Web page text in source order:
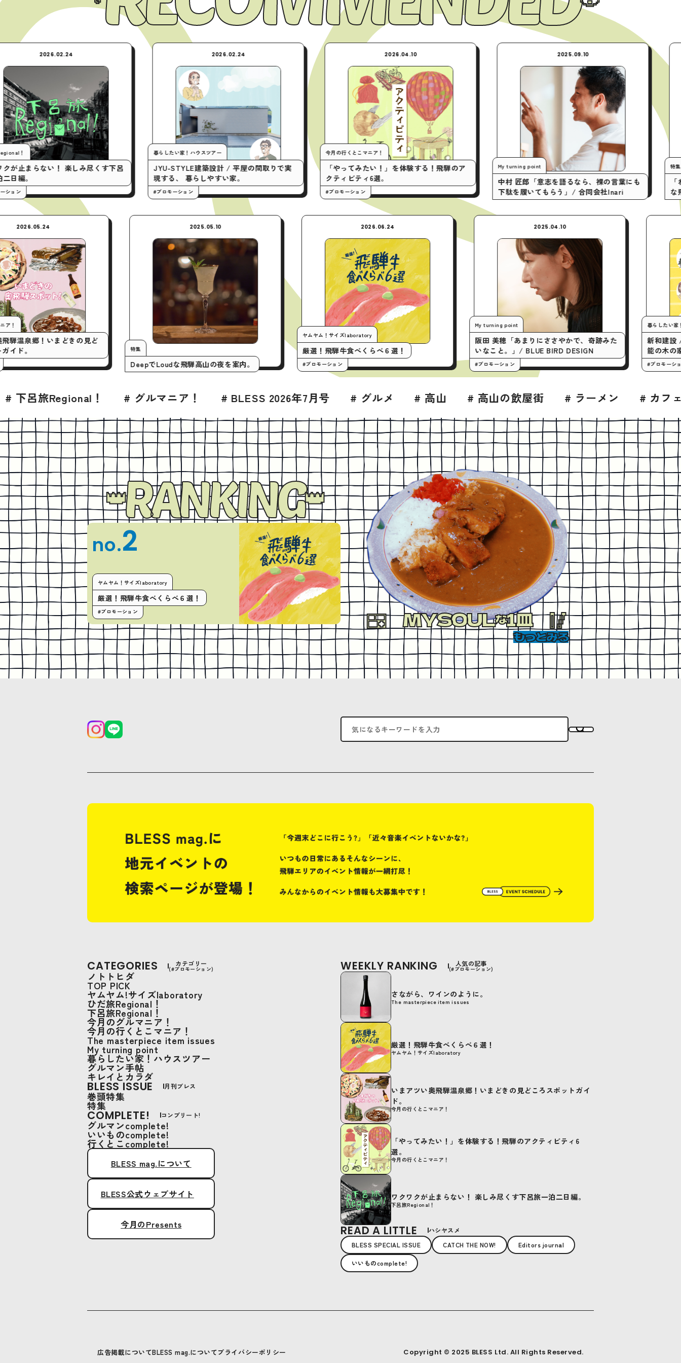
しみ尽くす下呂
暮らしたい家！ハウスツアー
JYU-STYLE建築設計 / 平屋の間取りで実
現する、 暮らしやすい家。
#プロモーション
今月の行くとこマニア！
「やってみたい！」を体験する！飛騨のア
#プロモーション
My turning point
中村 匠郎「意志を語るなら、裸の言葉にも
下駄を履いてもらう」/ 合同会社Inari
特集
「わざわざ」行く。
な飛騨高山のストア
今月の行くとこマニア！
いまアツい奥飛騨温泉郷！いまどきの見ど
ころスポットガイド。
DeepでLoudな飛騨高山の夜を案内。
ヤムヤム！サイズlaboratory
厳選！飛騨牛食べくらべ６選！
My turning point
阪田 美穂「あまりにささやかで、奇跡みた
いなこと。」/ BLUE BIRD DESIGN
# グルマニア！ # BLESS 2026年7月号 # グルメ # 高山 # 高山の飲屋街 # ラーメン # カフェ # パン・ベーカリ
RANKING
no.2
ヤムヤム！サイズlaboratory
厳選！飛騨牛食べくらべ６選！
#プロモーション
no.3
今月の行くとこマニア！
いまアツい奥飛騨温泉郷！いまどきの
見どころスポットガイド。
#プロモーション
no.4
今月の行くとこマニア！
「やってみたい！
のアクティビティ6
#プロモーション
MYSOULな1皿
もっとみる
CATEGORIES カテゴリー
(#プロモーション)
ノトトヒダ
TOP PICK
ヤムヤム!サイズlaboratory
ひだ旅Regional！
下呂旅Regional！
今月のグルマニア！
今月の行くとこマニア！
The masterpiece item issues
My turning point
暮らしたい家！ハウスツアー
グルマン手帖
キレイとカラダ
BLESS ISSUE 月刊ブレス
巻頭特集
特集
COMPLETE! コンプリート!
グルマンcomplete!
いいものcomplete!
行くとこcomplete!
BLESS mag.について
BLESS公式ウェブサイト
今月のPresents
WEEKLY RANKING 人気の記事
(#プロモーション)
The masterpiece item issues
さながら、ワインのように。
ヤムヤム！サイズlaboratory
厳選！飛騨牛食べくらべ６選！
今月の行くとこマニア！
いまアツい奥飛騨温泉郷！いまどきの見どころスポットガイ
ド。
今月の行くとこマニア！
「やってみたい！」を体験する！飛騨のアクティビティ6
選。
下呂旅Regional！
ワクワクが止まらない！ 楽しみ尽くす下呂旅一泊二日編。
READ A LITTLE
ハシヤスメ
BLESS SPECIAL ISSUE
CATCH THE NOW! Editors journal
いいものcomplete!
広告掲載についてBLESS mag.についてプライバシーポリシー Copyright © 2025 BLESS Ltd. All Rights Reserved.